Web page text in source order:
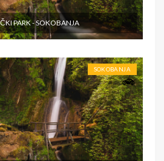
PARK - SOKOBANJA
SOKOBANJA